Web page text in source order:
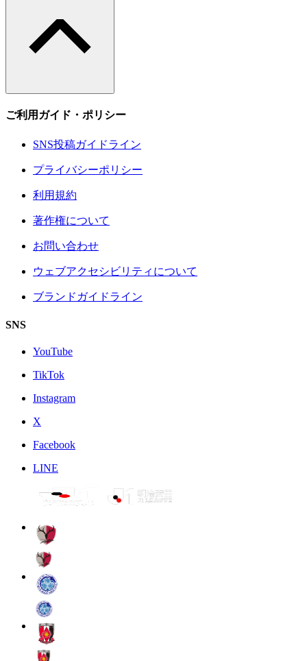
ご利用ガイド・ポリシー
SNS投稿ガイドライン
プライバシーポリシー
利用規約
著作権について
お問い合わせ
ウェブアクセシビリティについて
ブランドガイドライン
SNS
YouTube
TikTok
Instagram
X
Facebook
LINE